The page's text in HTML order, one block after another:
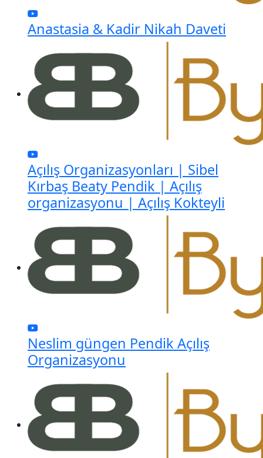
Anastasia & Kadir Nikah Daveti
Açılış Organizasyonları | Sibel
Kırbaş Beaty Pendik | Açılış
organizasyonu | Açılış Kokteyli
Neslim güngen Pendik Açılış
Organizasyonu